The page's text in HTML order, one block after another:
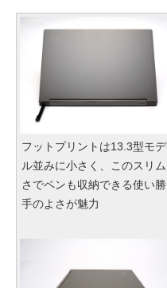
フットプリントは13.3型モデ
ル並みに小さく、このスリム
さでペンも収納できる使い勝
手のよさが魅力